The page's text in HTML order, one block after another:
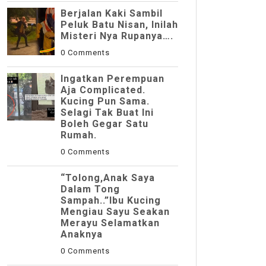
Berjalan Kaki Sambil
Peluk Batu Nisan, Inilah
Misteri Nya Rupanya….
0 Comments
Ingatkan Perempuan
Aja Complicated.
Kucing Pun Sama.
Selagi Tak Buat Ini
Boleh Gegar Satu
Rumah.
0 Comments
“Tolong,Anak Saya
Dalam Tong
Sampah..”Ibu Kucing
Mengiau Sayu Seakan
Merayu Selamatkan
Anaknya
0 Comments